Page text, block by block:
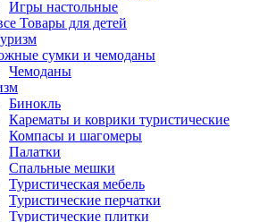
Игры настольные
Товары для детей
сумки и чемоданы
Чемоданы
Бинокль
Карематы и коврики туристические
Компасы и шагомеры
Палатки
Спальные мешки
Туристическая мебель
Туристические перчатки
Туристические плитки